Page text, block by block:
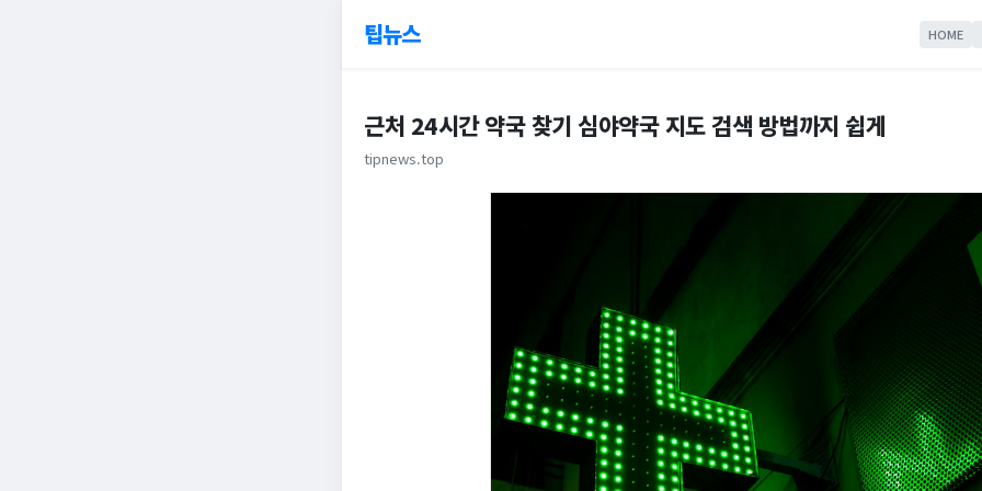
팁뉴스 HOME
근처 24시간 약국 찾기 심야약국 지도 검색 방법까지 쉽게
tipnews.top